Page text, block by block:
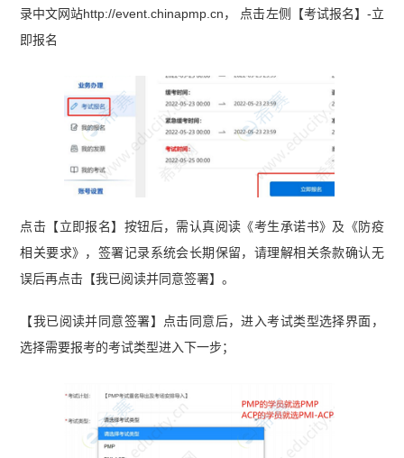
录中文网站http://event.chinapmp.cn， 点击左侧【考试报名】-立
即报名
点击【立即报名】按钮后，需认真阅读《考生承诺书》及《防疫
相关要求》，签署记录系统会长期保留，请理解相关条款确认无
误后再点击【我已阅读并同意签署】。
【我已阅读并同意签署】点击同意后，进入考试类型选择界面，
选择需要报考的考试类型进入下一步；